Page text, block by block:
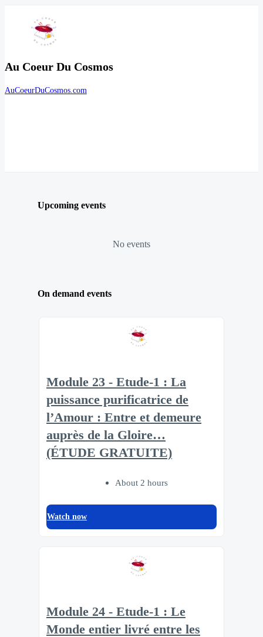
Au Coeur Du Cosmos
AuCoeurDuCosmos.com
Upcoming events
No events
On demand events
Module 23 - Etude-1 : La
puissance purificatrice de
l’Amour : Entre et demeure
auprès de la Gloire…
(ÉTUDE GRATUITE)
About 2 hours
Watch now
Module 24 - Etude-1 : Le
Monde entier livré entre les